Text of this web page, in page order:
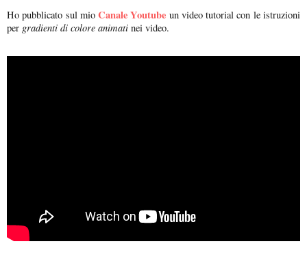
Ho pubblicato sul mioCanale Youtube un video tutorial con le istruzioni
per gradienti di colore animati nei video.